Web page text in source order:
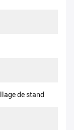
de stand